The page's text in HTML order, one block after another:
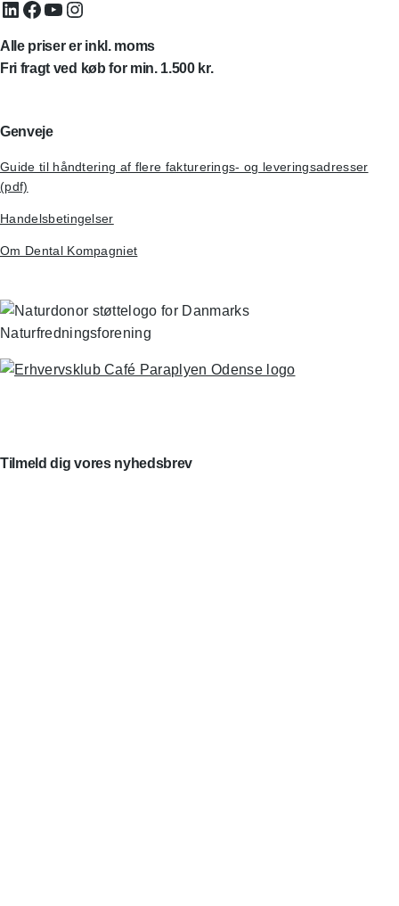
LinkedIn Facebook YouTube Instagram
Alle priser er inkl. moms
Fri fragt ved køb for min. 1.500 kr.
Genveje
Guide til håndtering af flere fakturerings- og leveringsadresser
(pdf)
Handelsbetingelser
Om Dental Kompagniet
Tilmeld dig vores nyhedsbrev